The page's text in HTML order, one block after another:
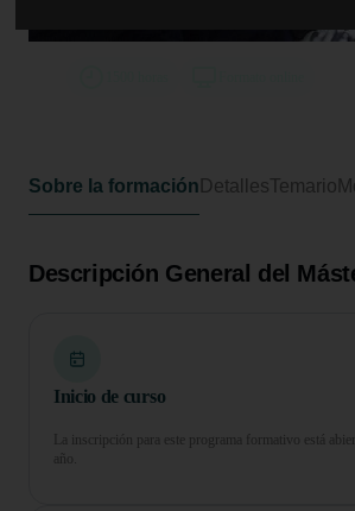
Sobre la formación DetallesTemario
Descripción General del
Inicio de curso
La inscripción para este programa formativo está
año.